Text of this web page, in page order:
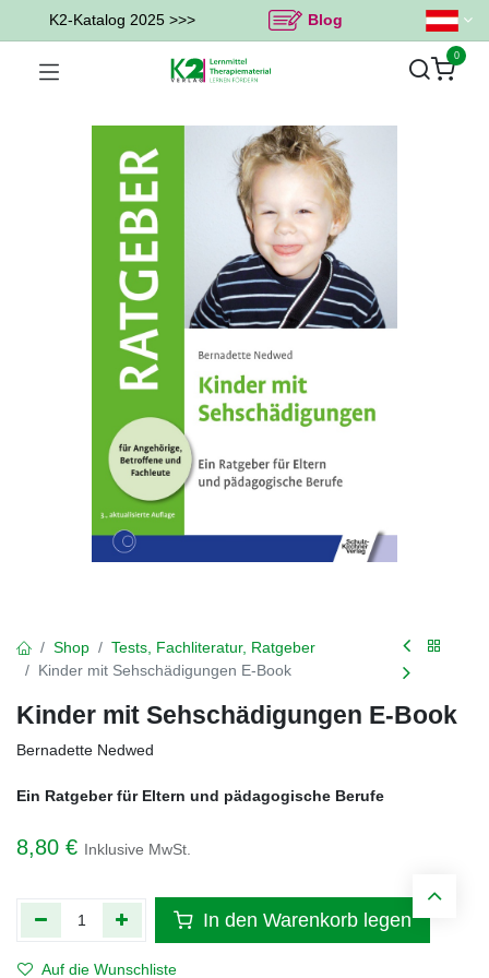
K2-Katalog 2025 >>> Blog
0
Shop
Tests, Fachliteratur, Ratgeber
Kinder mit Sehschädigungen E-Book
Kinder mit Sehschädigungen E-Book
Bernadette Nedwed
Ein Ratgeber für Eltern und pädagogische Berufe
8,80 € Inklusive MwSt.
In den Warenkorb legen
Auf die Wunschliste